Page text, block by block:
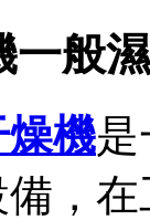
一般
機
，